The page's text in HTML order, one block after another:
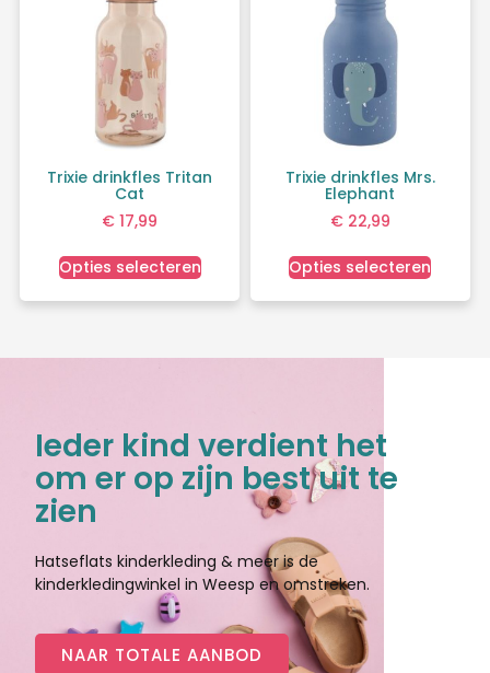
Trixie drinkfles Tritan
Cat
€ 17,99
Opties selecteren
Trixie drinkfles Mrs.
Elephant
€22,99
Opties selecteren
Ieder kind verdient het
om er op zijn best uit te
zien
Hatseflats kinderkleding & meer is de
kinderkledingwinkel in Weesp en omstreken.
NAAR TOTALE AANBOD